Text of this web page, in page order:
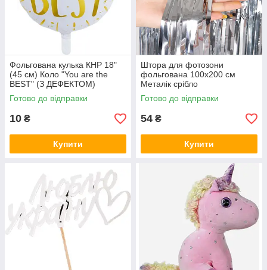
Фольгована кулька КНР 18"
(45 см) Коло "You are the
BEST" (З ДЕФЕКТОМ)
Готово до відправки
10 ₴
Купити
Штора для фотозони
фольгована 100х200 см
Металік срібло
Готово до відправки
54 ₴
Купити